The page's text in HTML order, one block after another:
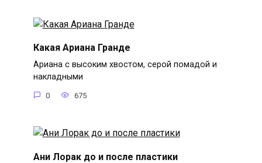
Какая Ариана Гранде
Ариана с высоким хвостом, серой помадой и
накладными
0 675
Ани Лорак до и после пластики